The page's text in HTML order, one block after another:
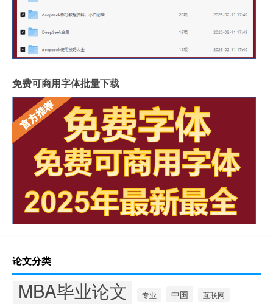
免费可商用字体批量下载
论文分类
MBA毕业论文 专业 中国
互联网